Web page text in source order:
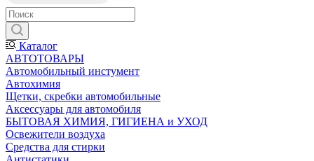
Каталог
АВТОТОВАРЫ
Автомобильный инстумент
Автохимия
Щетки, скребки автомобильные
Аксессуары для автомобиля
БЫТОВАЯ ХИМИЯ, ГИГИЕНА и УХОД
Освежители воздуха
Средства для стирки